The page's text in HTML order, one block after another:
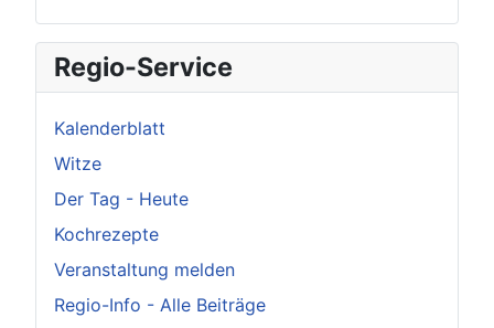
Regio-Service
Kalenderblatt
Witze
Der Tag - Heute
Kochrezepte
Veranstaltung melden
Regio-Info - Alle Beiträge